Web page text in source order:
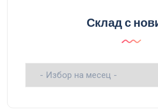
Склад с
Склад